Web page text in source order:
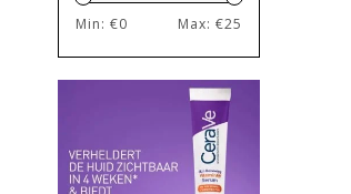
Min: €0 Max: €25